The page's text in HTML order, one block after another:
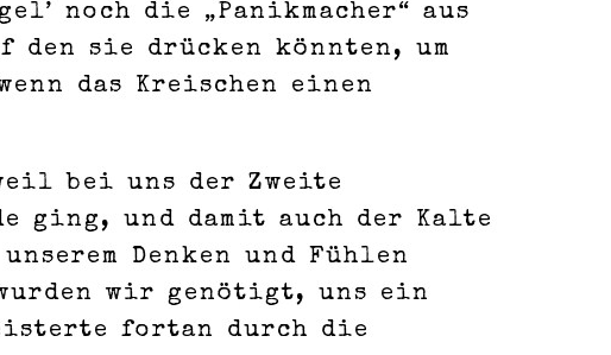
noch die „Panikmacher“ aus
den sie drücken könnten, um
das Kreischen einen
bei uns der Zweite
ging, und damit auch der Kalte
Denken und Fühlen
wir genötigt, uns ein
fortan durch die